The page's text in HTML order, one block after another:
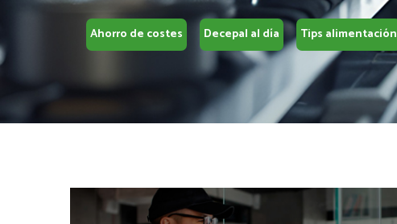
Ahorro de costes Decepal al día Tips alimentación